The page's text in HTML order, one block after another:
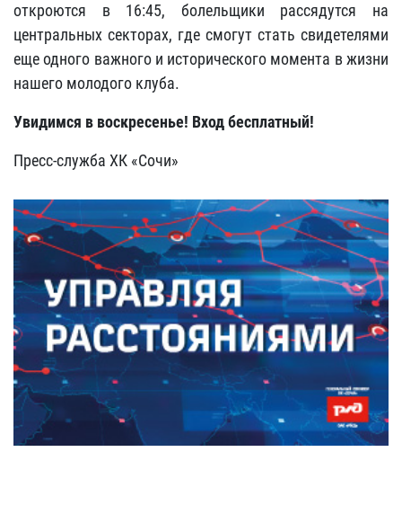
откроются в 16:45, болельщики рассядутся на
центральных секторах, где смогут стать свидетелями
еще одного важного и исторического момента в жизни
нашего молодого клуба.
Увидимся в воскресенье! Вход бесплатный!
Пресс-служба ХК «Сочи»